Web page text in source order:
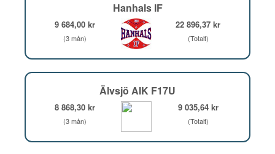
Hanhals IF
9 684,00 kr
(3 mån)
22 896,37 kr
(Totalt)
Älvsjö AIK F17U
8 868,30 kr
(3 mån)
9 035,64 kr
(Totalt)